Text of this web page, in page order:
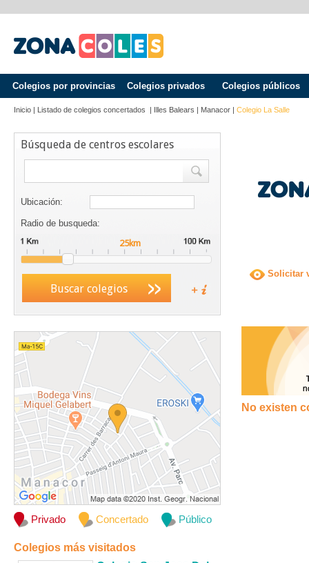
Colegios por provincias Colegios privados Colegios públicos
Inicio | Listado de colegios concertados | Illes Balears | Manacor | Colegio La Salle
Búsqueda de centros escolares
Ubicación:
Radio de busqueda:
Buscar colegios
Privado Concertado Público
Colegios más visitados
Solicitar
No existen